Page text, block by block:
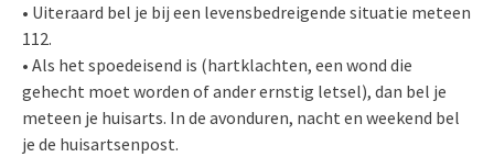
• Uiteraard bel je bij een levensbedreigende situatie meteen
112.
• Als het spoedeisend is (hartklachten, een wond die
gehecht moet worden of ander ernstig letsel), dan bel je
meteen je huisarts. In de avonduren, nacht en weekend bel
je de huisartsenpost.